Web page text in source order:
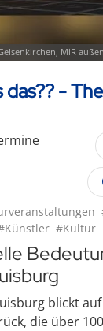
, MiR
das?? -
e
#Kultur
blickt
die über